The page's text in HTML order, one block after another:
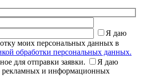
Я даю
моих персональных данных в
обработки персональных данных.
для отправки заявки.
Я даю
рекламных и информационных